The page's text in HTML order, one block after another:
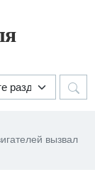
вызвал